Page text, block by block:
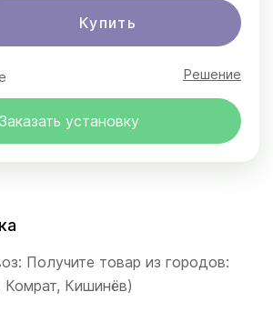
Купить
Решение
Заказать установку
Получите товар из городов:
Комрат, Кишинёв)